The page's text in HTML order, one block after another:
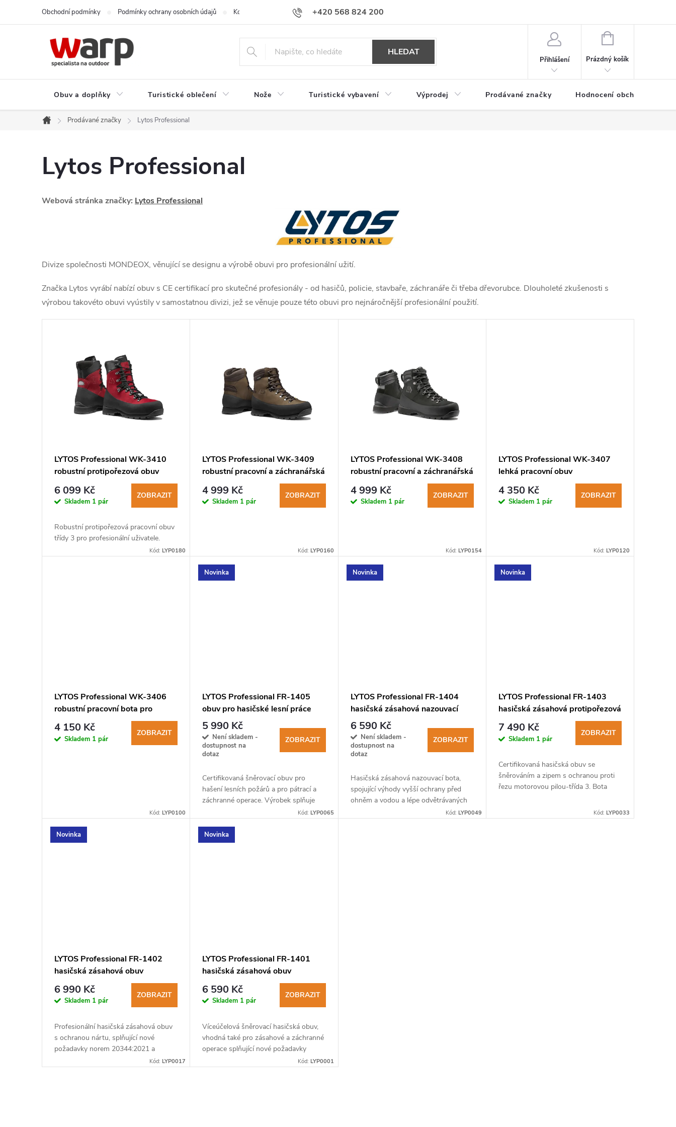
+420 568 824 200
Obchodní podmínky Podmínky ochrany osobních údajů Kontakty Doprava a platba Hodnocení obchodu
HLEDAT
Přihlášení
NÁKUPNÍ
Prázdný košík
Obuv a doplňky Turistické oblečení Nože Turistické vybavení Výprodej Prodávané značky Hodnocení obchodu
Domů
Prodávané značky Lytos Professional
Lytos Professional
Webová stránka značky: Lytos Professional
Divize společnosti MONDEOX, věnující se designu a výrobě obuvi pro profesionální užití.
Značka Lytos vyrábí nabízí obuv s CE certifikací pro skutečné profesionály - od hasičů, policie, stavbaře, záchranáře či třeba dřevorubce. Dlouholeté zkušenosti s
výrobou takovéto obuvi vyústily v samostatnou divizi, jež se věnuje pouze této obuvi pro nejnáročnější profesionální použití.
u
LYTOS Professional WK-3410
robustní protipořezová obuv
6 099 Kč
Skladem 1 pár
ZOBRAZIT
Robustní protipořezová pracovní obuv
třídy 3 pro profesionální uživatele.
Kód:LYP0180
LYTOS Professional WK-3409
robustní pracovní a záchranářská
obuv
4 999 Kč
Skladem 1 pár
ZOBRAZIT
Kód: LYP0160
LYTOS Professional WK-3408
robustní pracovní a záchranářská
obuv
4 999 Kč
Skladem 1 pár
ZOBRAZIT
Kód: LYP0154
LYTOS Professional WK-3407
lehká pracovní obuv
trekingového střihu
4 350 Kč
Skladem 1 pár
ZOBRAZIT
Kód: LYP0120
LYTOS Professional WK-3406
robustní pracovní bota pro
záchranáře
4 150 Kč
Skladem 1 pár
ZOBRAZIT
Kód:LYP0100
Novinka
LYTOS Professional FR-1405
obuv pro hasičské lesní práce
5 990 Kč
Není skladem -
dostupnost na
dotaz
ZOBRAZIT
Certifikovaná šněrovací obuv pro
hašení lesních požárů a pro pátrací a
záchranné operace. Výrobek splňuje
nové požadavky norem 20344:2021 a
Kód: LYP0065
Novinka
LYTOS Professional FR-1404
hasičská zásahová nazouvací
obuv
6 590 Kč
Není skladem -
dostupnost na
dotaz
ZOBRAZIT
Hasičská zásahová nazouvací bota,
spojující výhody vyšší ochrany před
ohněm a vodou a lépe odvětrávaných
Kód: LYP0049
Novinka
LYTOS Professional FR-1403
hasičská zásahová protipořezová
obuv třídy 3
7 490 Kč
Skladem 1 pár
ZOBRAZIT
Certifikovaná hasičská obuv se
šněrováním a zipem s ochranou proti
řezu motorovou pilou-třída 3. Bota
Kód: LYP0033
Novinka
LYTOS Professional FR-1402
hasičská zásahová obuv
6 990 Kč
Skladem 1 pár
ZOBRAZIT
Profesionální hasičská zásahová obuv
s ochranou nártu, splňující nové
požadavky norem 20344:2021 a
Kód:LYP0017
Novinka
LYTOS Professional FR-1401
hasičská zásahová obuv
6 590 Kč
Skladem 1 pár
ZOBRAZIT
Víceúčelová šněrovací hasičská obuv,
vhodná také pro zásahové a záchranné
operace splňující nové požadavky
norem 20344:2021 a 20345:2022.
Kód: LYP0001